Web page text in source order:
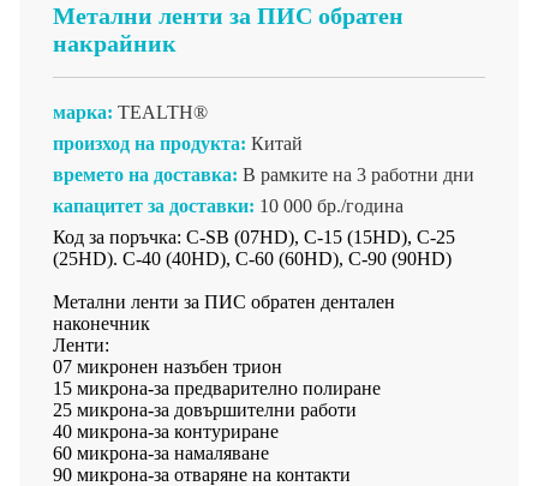
Метални ленти за ПИС обратен
накрайник
марка: TEALTH®
произход на продукта: Китай
времето на доставка: В рамките на 3 работни дни
капацитет за доставки: 10 000 бр./година
Код за поръчка: C-SB (07HD), C-15 (15HD), C-25
(25HD). C-40 (40HD), C-60 (60HD), C-90 (90HD)
Метални ленти за ПИС обратен дентален
наконечник
Ленти:
07 микронен назъбен трион
15 микрона-за предварително полиране
25 микрона-за довършителни работи
40 микрона-за контуриране
60 микрона-за намаляване
90 микрона-за отваряне на контакти